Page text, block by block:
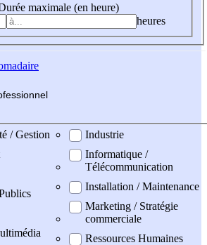
maximale (en heure)
heures
fessionnel
/ Gestion
Industrie
Informatique /
Télécommunication
Installation / Maintenance
Marketing / Stratégie
commerciale
Ressources Humaines